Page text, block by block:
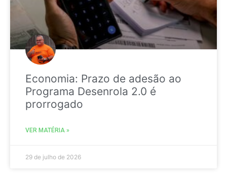
Economia: Prazo de adesão ao
Programa Desenrola 2.0 é
prorrogado
VER MATÉRIA »
29 de julho de 2026